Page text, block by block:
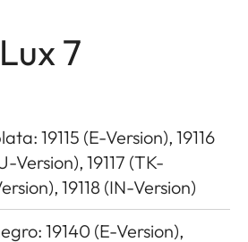
7
19115 (E-Version), 19116
Version), 19117 (TK-
19118 (IN-Version)
19140 (E-Version),